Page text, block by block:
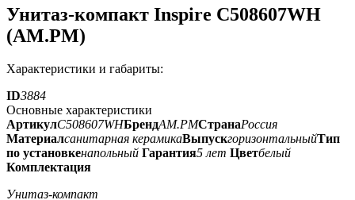
Унитаз-компакт Inspire C508607WH
(AM.PM)
Характеристики и габариты:
ID3884
Основные характеристики
АртикулC508607WHБрендAM.PMСтранаРоссия
Материалсанитарная керамикаВыпускгоризонтальныйТип
по установкенапольный Гарантия5 лет Цветбелый
Комплектация
Унитаз-компакт